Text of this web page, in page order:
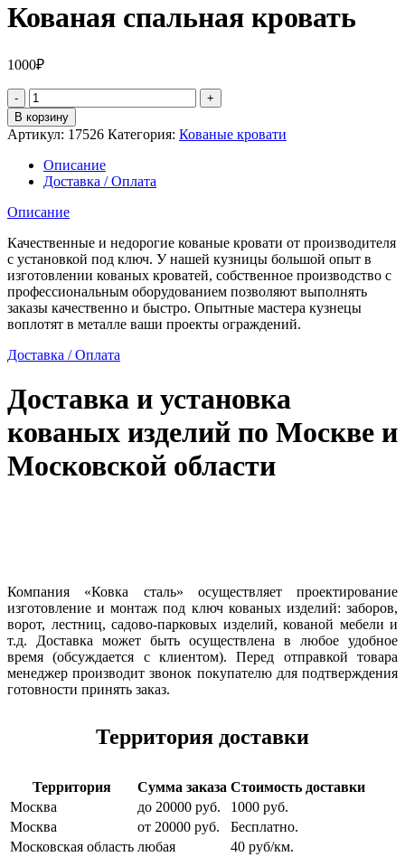
Кованая спальная кровать
1000₽
Количество
товара
Кованая
спальная
кровать
В корзину
Артикул: 17526 Категория: Кованые кровати
Описание
Доставка / Оплата
Описание
Качественные и недорогие кованые кровати от производителя
с установкой под ключ. У нашей кузницы большой опыт в
изготовлении кованых кроватей, собственное производство с
профессиональным оборудованием позволяют выполнять
заказы качественно и быстро. Опытные мастера кузнецы
воплотят в металле ваши проекты ограждений.
Доставка / Оплата
Доставка и установка
кованых изделий по Москве и
Московской области
Компания «Ковка сталь» осуществляет проектирование
изготовление и монтаж под ключ кованых изделий: заборов,
ворот, лестниц, садово-парковых изделий, кованой мебели и
т.д. Доставка может быть осуществлена в любое удобное
время (обсуждается с клиентом). Перед отправкой товара
менеджер производит звонок покупателю для подтверждения
готовности принять заказ.
Территория доставки
Территория Сумма заказа Стоимость доставки
Москва
до 20000 руб.
1000 руб.
Москва
от 20000 руб.
Бесплатно.
Московская область любая
40 руб/км.